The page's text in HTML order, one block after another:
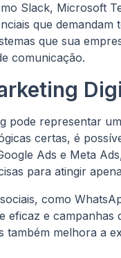
Slack, Microsoft
que
que sua
comunicação.
pode representar
certas, é
Ads e Meta
para atingir
como
e campanhas
melhora a